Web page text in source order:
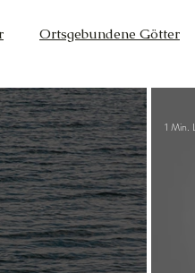
Ortsgebundene Götter
Wissen Cernunnos
Lichtschmied
1 Min.